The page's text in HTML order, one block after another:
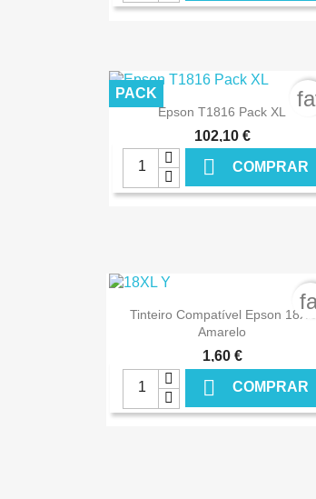
€
 Ver+
Epson T1816 Pack XL
102,10 €
 COMPRAR
PACK
 Ver+
Tinteiro Compatível Epson 18XL
Amarelo
1,60 €
 COMPRAR